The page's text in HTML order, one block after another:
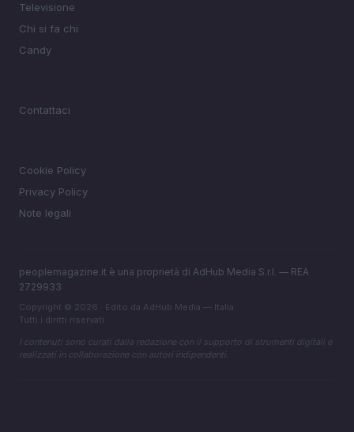
Televisione
Chi si fa chi
Candy
Contattaci
Cookie Policy
Privacy Policy
Note legali
peoplemagazine.it è una proprietà di AdHub Media S.r.l. — REA
2729933
Copyright © 2026 · Edito da AdHub Media — Italia
Tutti i diritti riservati
I contenuti sono curati dalla redazione con il supporto di strumenti digitali e
realizzati in collaborazione con autori indipendenti.